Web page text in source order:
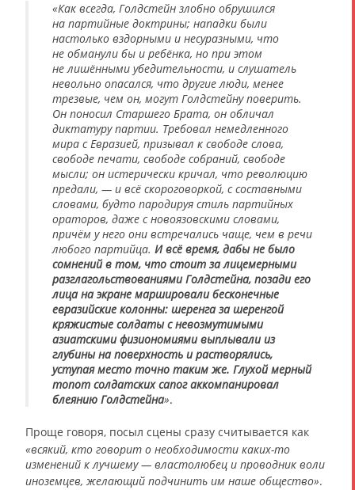
«Как всегда, Голдстейн злобно обрушился
на партийные доктрины; нападки были
настолько вздорными и несуразными, что
не обманули бы и ребёнка, но при этом
не лишёнными убедительности, и слушатель
невольно опасался, что другие люди, менее
трезвые, чем он, могут Голдстейну поверить.
Он поносил Старшего Брата, он обличал
диктатуру партии. Требовал немедленного
мира с Евразией, призывал к свободе слова,
свободе печати, свободе собраний, свободе
мысли; он истерически кричал, что революцию
предали, — и всё скороговоркой, с составными
словами, будто пародируя стиль партийных
ораторов, даже с новоязовскими словами,
причём у него они встречались чаще, чем в речи
любого партийца. И всё время, дабы не было
сомнений в том, что стоит за лицемерными
разглагольствованиями Голдстейна, позади его
лица на экране маршировали бесконечные
евразийские колонны: шеренга за шеренгой
кряжистые солдаты с невозмутимыми
азиатскими физиономиями выплывали из
глубины на поверхность и растворялись,
уступая место точно таким же. Глухой мерный
топот солдатских сапог аккомпанировал
блеянию Голдстейна».
Проще говоря, посыл сцены сразу считывается как
«всякий, кто говорит о необходимости каких-то
изменений к лучшему — властолюбец и проводник воли
иноземцев, желающий подчинить им наше общество».